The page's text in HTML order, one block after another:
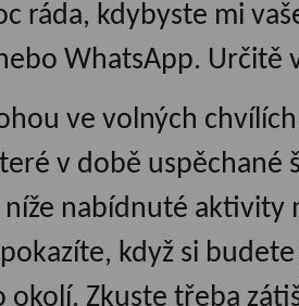
ráda, kdybyste mi
WhatsApp.
ve volných
v době uspěchané
níže nabídnuté
když si
okolí. Zkuste třeba